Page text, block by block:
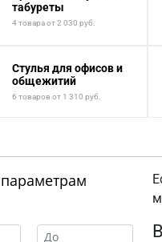
табуреты
4 товара от 2 030 руб.
Стулья для офисов и
общежитий
6 товаров от 1 310 руб.